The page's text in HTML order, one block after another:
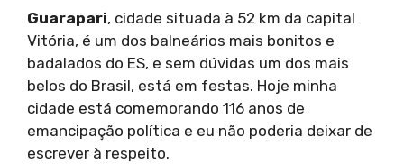
Guarapari, cidade situada à 52 km da capital
Vitória, é um dos balneários mais bonitos e
badalados do ES, e sem dúvidas um dos mais
belos do Brasil, está em festas. Hoje minha
cidade está comemorando 116 anos de
emancipação política e eu não poderia deixar de
escrever à respeito.